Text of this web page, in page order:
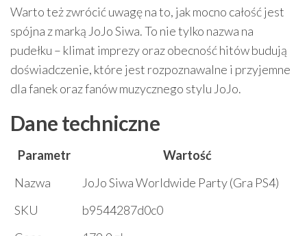
Warto też zwrócić uwagę na to, jak mocno całość jest
spójna z marką JoJo Siwa. To nie tylko nazwa na
pudełku – klimat imprezy oraz obecność hitów budują
doświadczenie, które jest rozpoznawalne i przyjemne
dla fanek oraz fanów muzycznego stylu JoJo.
Dane techniczne
Parametr
Wartość
Nazwa
JoJo Siwa Worldwide Party (Gra PS4)
SKU
b9544287d0c0